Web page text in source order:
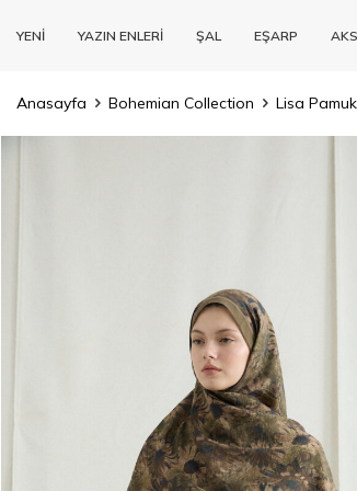
YENİ YAZIN ENLERİ ŞAL EŞARP
Anasayfa Bohemian Collection Lisa